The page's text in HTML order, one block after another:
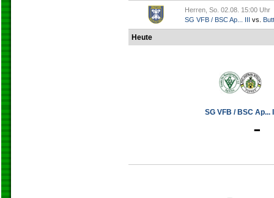
Herren, So. 02.08. 15:00 Uhr
SG VFB / BSC Ap... III vs.
Heute
SG VFB / BSC Ap...
-